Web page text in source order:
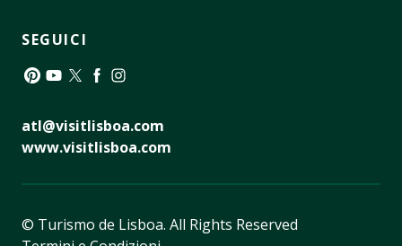
SEGUICI
atl@visitlisboa.com
www.visitlisboa.com
© Turismo de Lisboa. All Rights Reserved